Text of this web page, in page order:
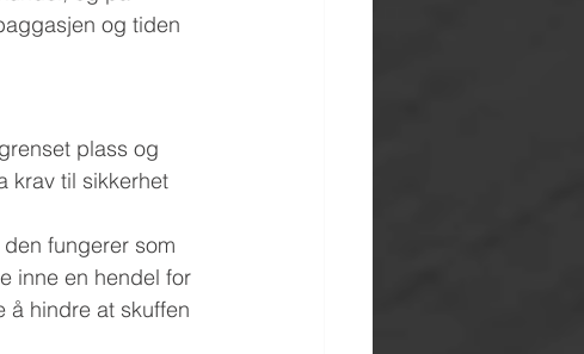
og tiden
plass og
krav til sikkerhet
fungerer som
inne en hendel for
å hindre at skuffen